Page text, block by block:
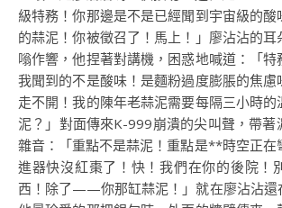
級特務！你那邊是不是已經聞到宇宙級的
的蒜泥！你被徵召了！馬上！」廖沾沾的
嗡作響，他捏著對講機，困惑地喊道：「特
我聞到的不是酸味！是麵粉過度膨脹的焦慮
走不開！我的陳年老蒜泥需要每隔三小時
泥？」對面傳來K-999崩潰的尖叫聲，帶著
雜音：「重點不是蒜泥！重點是**時空正
進器快沒紅棗了！快！我們在你的後院！
西！除了——你那缸蒜泥！」就在廖沾沾還